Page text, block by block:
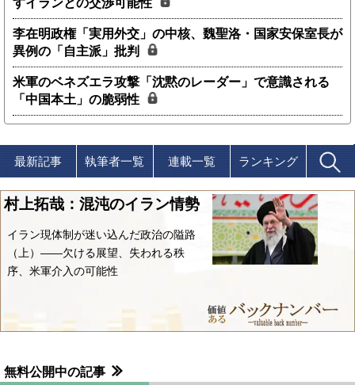
李在明政権「実用外交」の中核、魏聖洛・国家安保室長が
異例の「自主派」批判
米軍のベネズエラ攻撃「沈黙のレーダー」で意識される
「中国本土」の脆弱性
最新記事 執筆者一覧 連載一覧 ランキング
村上拓哉：混沌のイラン情勢
イラン現体制が迷い込んだ政治の隘路
（上）――欠ける展望、失われる秩
序、米軍介入の可能性
無料公開中の記事